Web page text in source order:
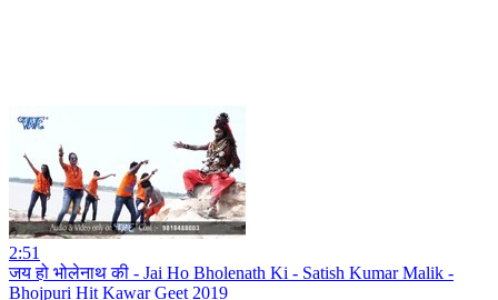
2:51
जय हो भोलेनाथ की - Jai Ho Bholenath Ki - Satish Kumar Malik -
Bhojpuri Hit Kawar Geet 2019